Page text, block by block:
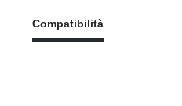
Compatibilità